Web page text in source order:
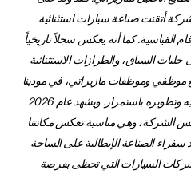
حاملاً إرث شركة أتقنت صناعة سيارات استثنائية
القياسية. كما أنه يعكس سجلاً تاريخياً
السباق، والطرازات الاستثنائية
موظفي وموظفات مازيراتي، في مودينا
ومختلف أنحاء العالم، على الحفاظ عليه وتطويره باستمرار. ويشهد عام 2026
112 عاماً على تأسيس الشركة، وهي مناسبة تعكس مكانتنا
الصناعة الإيطالية على الساحة
شركات السيارات التي تحظى بفرصة